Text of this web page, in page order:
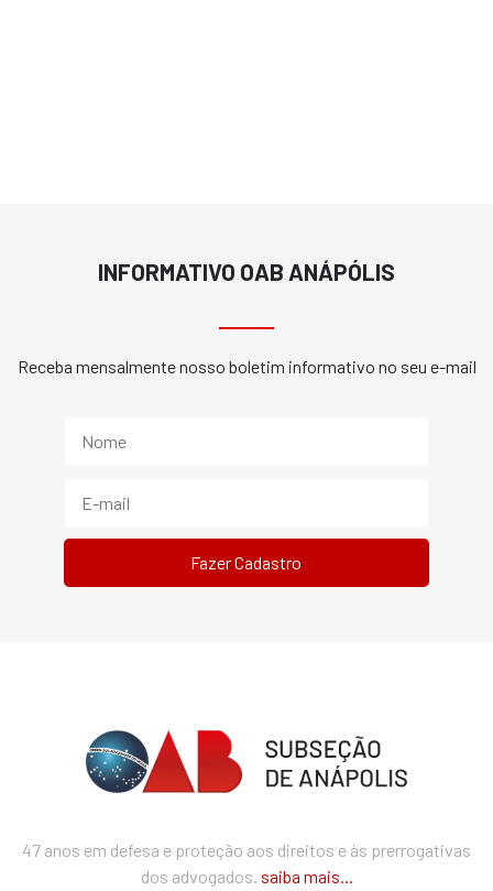
INFORMATIVO OAB ANÁPÓLIS
Receba mensalmente nosso boletim informativo no seu e-mail
47 anos em defesa e proteção aos direitos e às prerrogativas
dos advogados. saiba mais...